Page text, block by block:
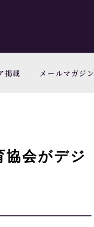
掲載 メールマガジン
協会がデジ